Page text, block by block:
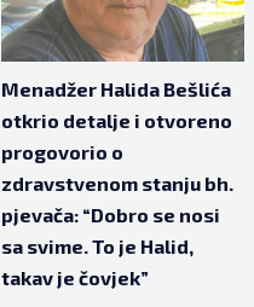
Menadžer Halida Bešlića
otkrio detalje i otvoreno
progovorio o
zdravstvenom stanju bh.
pjevača: “Dobro se nosi
sa svime. To je Halid,
takav je čovjek”